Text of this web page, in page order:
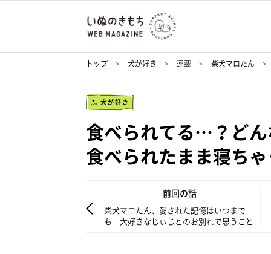
トップ 犬が好き 連載 柴犬マロたん
犬が好き
食べられてる…？ど
食べられたまま寝ち
前回の話
柴犬マロたん、愛された記憶はいつまで
も 大好きなじぃじとのお別れで思うこと